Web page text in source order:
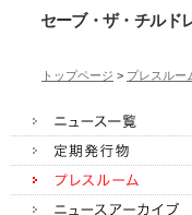
セーブ・ザ・チルド
トップページ > プレスルー